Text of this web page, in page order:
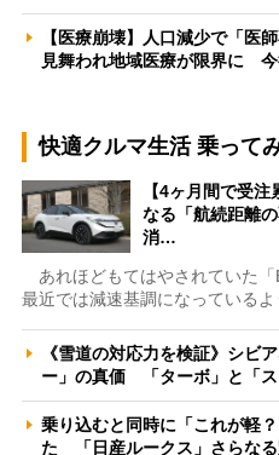
【医療崩壊】人口減少で「医
見舞われ地域医療が限界に
快適クルマ生活 乗って
【4ヶ月間で受
なる「航続距離
消…
あれほどもてはやされていた「
最近では減速基調になっている
《雪道の対応力を検証》シビ
ー」の真価 「ターボ」と「
乗り込むと同時に「これが軽
た 「日産ルークス」さらな